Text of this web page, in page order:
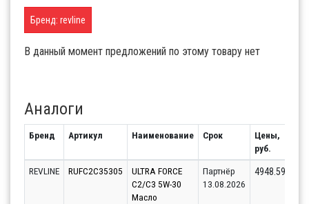
Бренд: revline
В данный момент предложений по этому товару нет
Аналоги
Бренд Артикул Наименование Срок
Цены,
руб.
REVLINE RUFC2C35305
ULTRA FORCE
C2/C3 5W-30
Масло
Партнёр
13.08.2026
4948.59